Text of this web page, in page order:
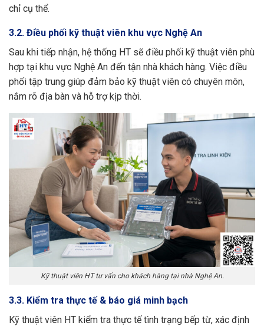
chỉ cụ thể.
3.2. Điều phối kỹ thuật viên khu vực Nghệ An
Sau khi tiếp nhận, hệ thống HT sẽ điều phối kỹ thuật viên phù
hợp tại khu vực Nghệ An đến tận nhà khách hàng. Việc điều
phối tập trung giúp đảm bảo kỹ thuật viên có chuyên môn,
nắm rõ địa bàn và hỗ trợ kịp thời.
Kỹ thuật viên HT tư vấn cho khách hàng tại nhà Nghệ An.
3.3. Kiểm tra thực tế & báo giá minh bạch
Kỹ thuật viên HT kiểm tra thực tế tình trạng bếp từ, xác định